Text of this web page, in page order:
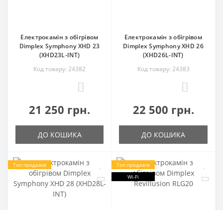
Електрокамін з обігрівом
Dimplex Symphony XHD 23
(XHD23L-INT)
Код товару: 24382
21 250 грн.
ДО КОШИКА
Електрокамін з обігрівом
Dimplex Symphony XHD 26
(XHD26L-INT)
Код товару: 24383
22 500 грн.
ДО КОШИКА
Топ продажів
Топ продажів
Wi-Fi